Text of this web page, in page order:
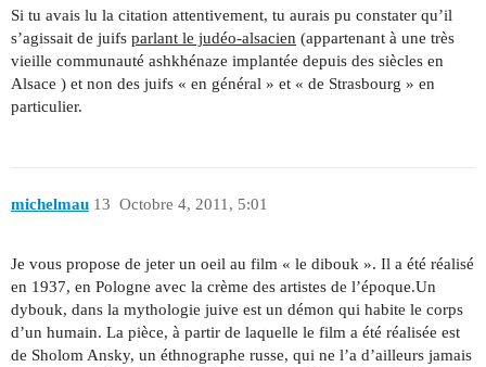
Si tu avais lu la citation attentivement, tu aurais pu constater qu’il
s’agissait de juifs parlant le judéo-alsacien (appartenant à une très
vieille communauté ashkhénaze implantée depuis des siècles en
Alsace ) et non des juifs « en général » et « de Strasbourg » en
particulier.
michelmau Octobre 4, 2011, 5:01
13
Je vous propose de jeter un oeil au film « le dibouk ». Il a été réalisé
en 1937, en Pologne avec la crème des artistes de l’époque.Un
dybouk, dans la mythologie juive est un démon qui habite le corps
d’un humain. La pièce, à partir de laquelle le film a été réalisée est
de Sholom Ansky, un éthnographe russe, qui ne l’a d’ailleurs jamais